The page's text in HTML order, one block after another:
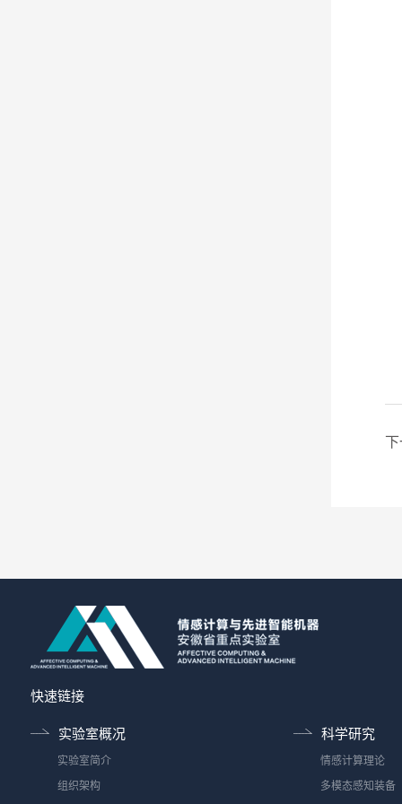
快速链接
实验室概况
实验室简介
组织架构
科学研究
情感计算理论
多模态感知装备